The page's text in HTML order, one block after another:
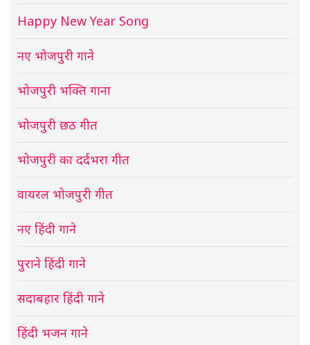
Happy New Year Song
नए भोजपुरी गाने
भोजपुरी भक्ति गाना
भोजपुरी छठ गीत
भोजपुरी का दर्दभरा गीत
वायरल भोजपुरी गीत
नए हिंदी गाने
पुराने हिंदी गाने
सदाबहार हिंदी गाने
हिंदी भजन गाने